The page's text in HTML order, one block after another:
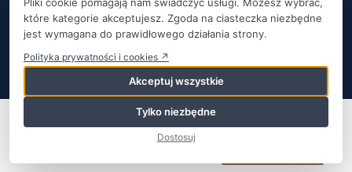
Telewizja Transmisja Video Warszawa Warsztaty Wideo
O NAS
Ta strona używa plików cookie. Kontynuując korzystanie z tej
strony, wyrażasz zgodę na używanie plików cookie. Odwiedź naszą
które kategorie akceptujesz. Zgoda na ciasteczka niezbędne
jest wymagana do prawidłowego działania strony.
Polityka prywatności i cookies ↗
Akceptuj wszystkie
Tylko niezbędne
Dostosuj